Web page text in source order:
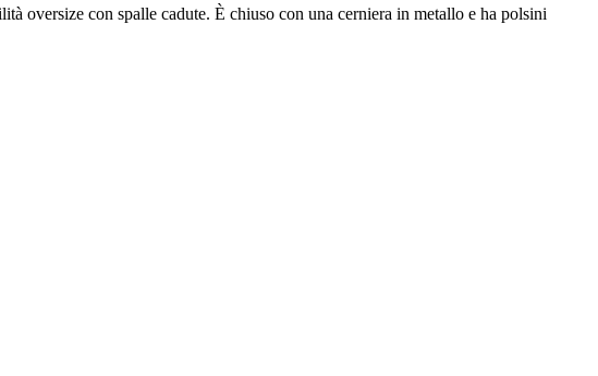
oversize con spalle cadute. È chiuso con una cerniera in metallo e ha polsini